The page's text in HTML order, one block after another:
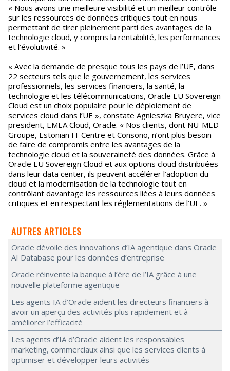
« Nous avons une meilleure visibilité et un meilleur contrôle
sur les ressources de données critiques tout en nous
permettant de tirer pleinement parti des avantages de la
technologie cloud, y compris la rentabilité, les performances
et l’évolutivité. »
« Avec la demande de presque tous les pays de l’UE, dans
22 secteurs tels que le gouvernement, les services
professionnels, les services financiers, la santé, la
technologie et les télécommunications, Oracle EU Sovereign
Cloud est un choix populaire pour le déploiement de
services cloud dans l’UE », constate Agnieszka Bruyere, vice
president, EMEA Cloud, Oracle. « Nos clients, dont NU-MED
Groupe, Estonian IT Centre et Consono, n’ont plus besoin
de faire de compromis entre les avantages de la
technologie cloud et la souveraineté des données. Grâce à
Oracle EU Sovereign Cloud et aux options cloud distribuées
dans leur data center, ils peuvent accélérer l’adoption du
cloud et la modernisation de la technologie tout en
contrôlant davantage les ressources liées à leurs données
critiques et en respectant les réglementations de l’UE. »
AUTRES ARTICLES
Oracle dévoile des innovations d’IA agentique dans Oracle
AI Database pour les données d’entreprise
Oracle réinvente la banque à l’ère de l’IA grâce à une
nouvelle plateforme agentique
Les agents IA d’Oracle aident les directeurs financiers à
avoir un aperçu des activités plus rapidement et à
améliorer l’efficacité
Les agents d’IA d’Oracle aident les responsables
marketing, commerciaux ainsi que les services clients à
optimiser et développer leurs activités